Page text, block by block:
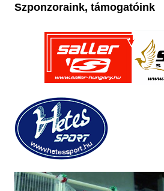
Szponzoraink, támogatóink